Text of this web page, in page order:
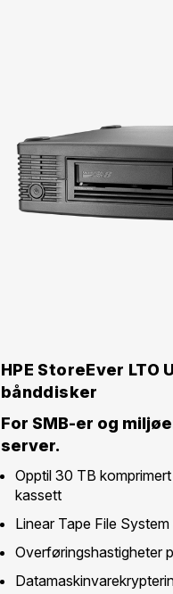
HPE StoreEver LTO
bånddisker
For SMB-er og
server.
Opptil 30 TB
kassett
Linear Tape File
Overføringshastigheter